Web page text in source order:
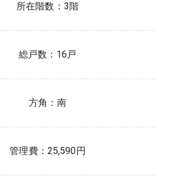
所在階数： 3階
総戸数： 16 戸
方角：南
管理費： 25,590円